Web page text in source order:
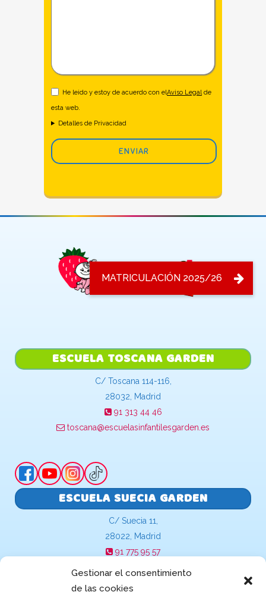
Gestionar el consentimiento
de las cookies
He leido y estoy de acuerdo con elAviso Legalde
esta web.
Detalles de Privacidad
ESCUELA TOSCANA GARDEN
C/ Toscana 114-116,
28032, Madrid
91 313 44 46
toscana@escuelasinfantilesgarden.es
ESCUELA SUECIA GARDEN
C/ Suecia 11,
28022, Madrid
91 775 95 57